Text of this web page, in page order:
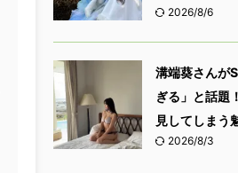
2026/8/6
溝端葵さんが
ぎる」と話
見してしまう
2026/8/3